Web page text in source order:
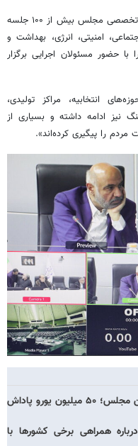
بر این اساس، طی روزهای اخیر کمیسیون‌های تخصصی مجلس بیش از ۱۰۰ جلسه
امنیتی، انرژی، بهداشت و
حضور مسئولان اجرایی برگزار
انتخابیه، مراکز تولیدی،
نیز ادامه داشته و بسیاری از
را پیگیری کرده‌اند».
تدوین یک طرح برای ارائه به صحن مجلس؛ ۵۰ میلیون یورو پاداش
همراهی برخی کشورها با